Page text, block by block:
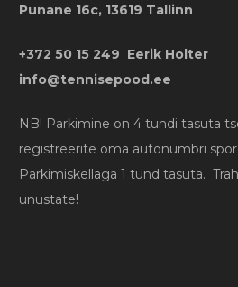
Punane 16c, 13619 Tallinn
+372 50 15 249 Eerik Holter
info@tennisepood.ee
NB! Parkimine on 4 tundi tasuta
registreerite oma autonumbri
Parkimiskellaga 1 tund tasuta.
unustate!